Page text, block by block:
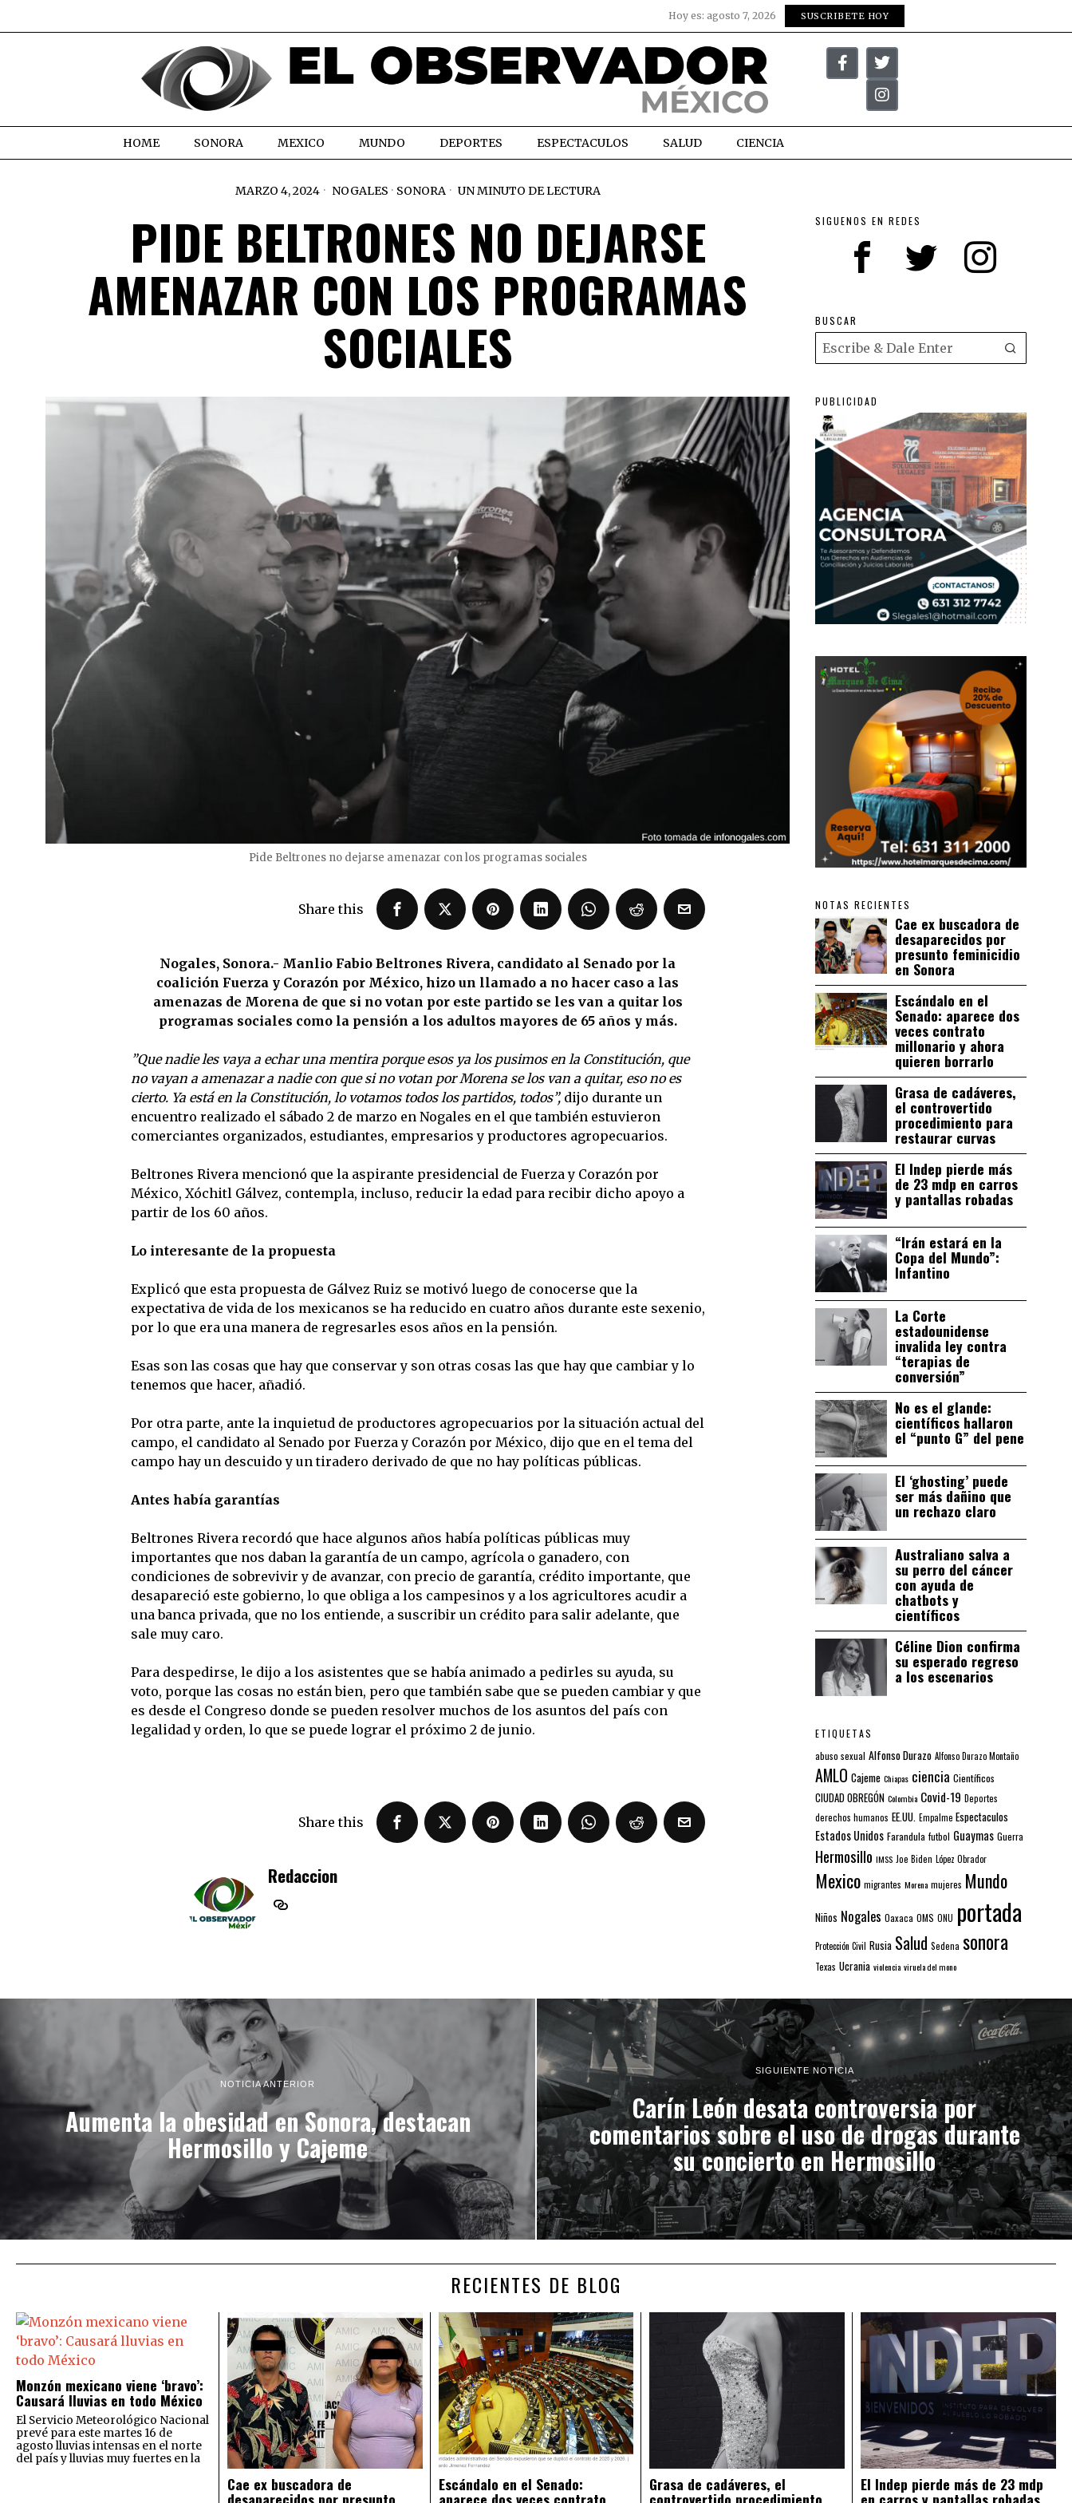
Hoy es: agosto 7, 2026 SUSCRIBETE HOY
HOME SONORA MEXICO MUNDO DEPORTES ESPECTACULOS SALUD CIENCIA
MARZO 4, 2024 NOGALES · SONORA UN MINUTO DE LECTURA
PIDE BELTRONES NO DEJARSE
AMENAZAR CON LOS PROGRAMAS
SOCIALES
Pide Beltrones no dejarse amenazar con los programas sociales
Share this
Nogales, Sonora.- Manlio Fabio Beltrones Rivera, candidato al Senado por la
coalición Fuerza y Corazón por México, hizo un llamado a no hacer caso a las
amenazas de Morena de que si no votan por este partido se les van a quitar los
programas sociales como la pensión a los adultos mayores de 65 años y más.
”Que nadie les vaya a echar una mentira porque esos ya los pusimos en la Constitución, que
no vayan a amenazar a nadie con que si no votan por Morena se los van a quitar, eso no es
cierto. Ya está en la Constitución, lo votamos todos los partidos, todos”,dijo durante un
encuentro realizado el sábado 2 de marzo en Nogales en el que también estuvieron
comerciantes organizados, estudiantes, empresarios y productores agropecuarios.
Beltrones Rivera mencionó que la aspirante presidencial de Fuerza y Corazón por
México, Xóchitl Gálvez, contempla, incluso, reducir la edad para recibir dicho apoyo a
partir de los 60 años.
Lo interesante de la propuesta
Explicó que esta propuesta de Gálvez Ruiz se motivó luego de conocerse que la
expectativa de vida de los mexicanos se ha reducido en cuatro años durante este sexenio,
por lo que era una manera de regresarles esos años en la pensión.
Esas son las cosas que hay que conservar y son otras cosas las que hay que cambiar y lo
tenemos que hacer, añadió.
Por otra parte, ante la inquietud de productores agropecuarios por la situación actual del
campo, el candidato al Senado por Fuerza y Corazón por México, dijo que en el tema del
campo hay un descuido y un tiradero derivado de que no hay políticas públicas.
Antes había garantías
Beltrones Rivera recordó que hace algunos años había políticas públicas muy
importantes que nos daban la garantía de un campo, agrícola o ganadero, con
condiciones de sobrevivir y de avanzar, con precio de garantía, crédito importante, que
desapareció este gobierno, lo que obliga a los campesinos y a los agricultores acudir a
una banca privada, que no los entiende, a suscribir un crédito para salir adelante, que
sale muy caro.
Para despedirse, le dijo a los asistentes que se había animado a pedirles su ayuda, su
voto, porque las cosas no están bien, pero que también sabe que se pueden cambiar y que
es desde el Congreso donde se pueden resolver muchos de los asuntos del país con
legalidad y orden, lo que se puede lograr el próximo 2 de junio.
Share this
Redaccion
SIGUENOS EN REDES
BUSCAR
PUBLICIDAD
NOTAS RECIENTES
Cae ex buscadora de
desaparecidos por
presunto feminicidio
en Sonora
Escándalo en el
Senado: aparece dos
veces contrato
millonario y ahora
quieren borrarlo
Grasa de cadáveres,
el controvertido
procedimiento para
restaurar curvas
El Indep pierde más
de 23 mdp en carros
y pantallas robadas
“Irán estará en la
Copa del Mundo”:
Infantino
La Corte
estadounidense
invalida ley contra
“terapias de
conversión”
No es el glande:
científicos hallaron
el “punto G” del pene
El ‘ghosting’ puede
ser más dañino que
un rechazo claro
Australiano salva a
su perro del cáncer
con ayuda de
chatbots y
científicos
Céline Dion confirma
su esperado regreso
a los escenarios
ETIQUETAS
abuso sexual Alfonso Durazo Alfonso Durazo Montaño
AMLO Cajeme Chiapas ciencia Científicos
CIUDAD OBREGÓN Colombia Covid-19 Deportes
derechos humanos EE.UU. Empalme Espectaculos
Estados Unidos Farandula futbol Guaymas Guerra
Hermosillo IMSS Joe Biden López Obrador
Mexico migrantes Morena mujeres Mundo
Niños Nogales Oaxaca OMS ONU portada
Protección Civil Rusia Salud Sedena sonora
Texas Ucrania violencia viruela del mono
NOTICIA ANTERIOR
Aumenta la obesidad en Sonora, destacan
Hermosillo y Cajeme
SIGUIENTE NOTICIA
Carín León desata controversia por
comentarios sobre el uso de drogas durante
su concierto en Hermosillo
RECIENTES DE BLOG
Monzón mexicano viene ‘bravo’:
Causará lluvias en todo México
El Servicio Meteorológico Nacional
prevé para este martes 16 de
agosto lluvias intensas en el norte
del país y lluvias muy fuertes en la
Cae ex buscadora de
desaparecidos por presunto
Escándalo en el Senado:
aparece dos veces contrato
Grasa de cadáveres, el
controvertido procedimiento
El Indep pierde más de 23 mdp
en carros y pantallas robadas